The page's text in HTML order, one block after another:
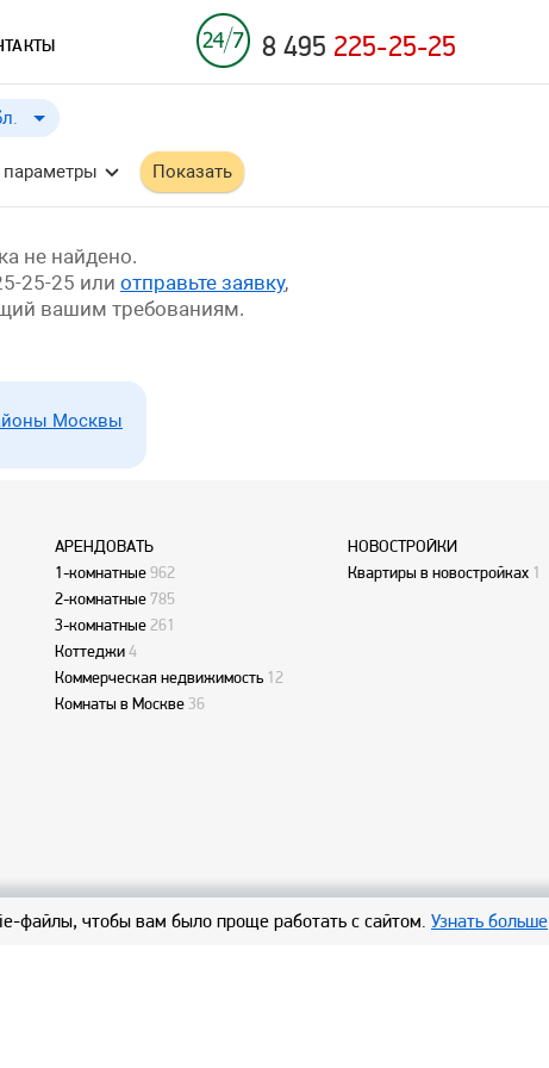
8 495 225-25-25
Применить
Показать
не найдено.
25-25 или отправьте заявку,
вашим требованиям.
Москвы
АРЕНДОВАТЬ
1-комнатные962
2-комнатные785
3-комнатные 261
Коттеджи4
Коммерческая недвижимость 12
Комнаты в Москве 36
НОВОСТРОЙКИ
Квартиры в новостройках 1
файлы, чтобы вам было проще работать с сайтом. Узнать больше